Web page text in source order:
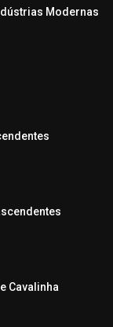
Modernas
Cavalinha